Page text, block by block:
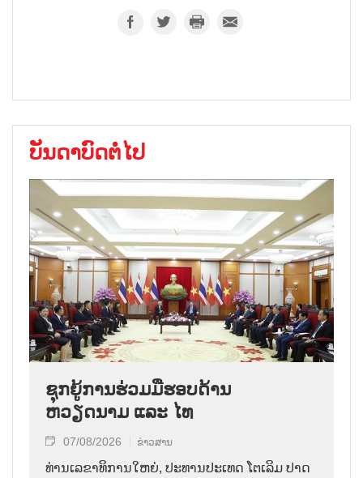
ບັນດາບົດຕໍ່ໄປ
ຊຸກຍູ້ການຮ່ວມມືຮອບດ້ານ
ຫວຽດນາມ ແລະ ໄທ
07/08/2026 ຂ່າວສານ
ທ່ານ​ເລ​ຂາ​ທິ​ການ​ໃຫຍ່, ປະ​ທານ​ປະ​ເທດ ໂຕ​ເລິມ ປາດ​